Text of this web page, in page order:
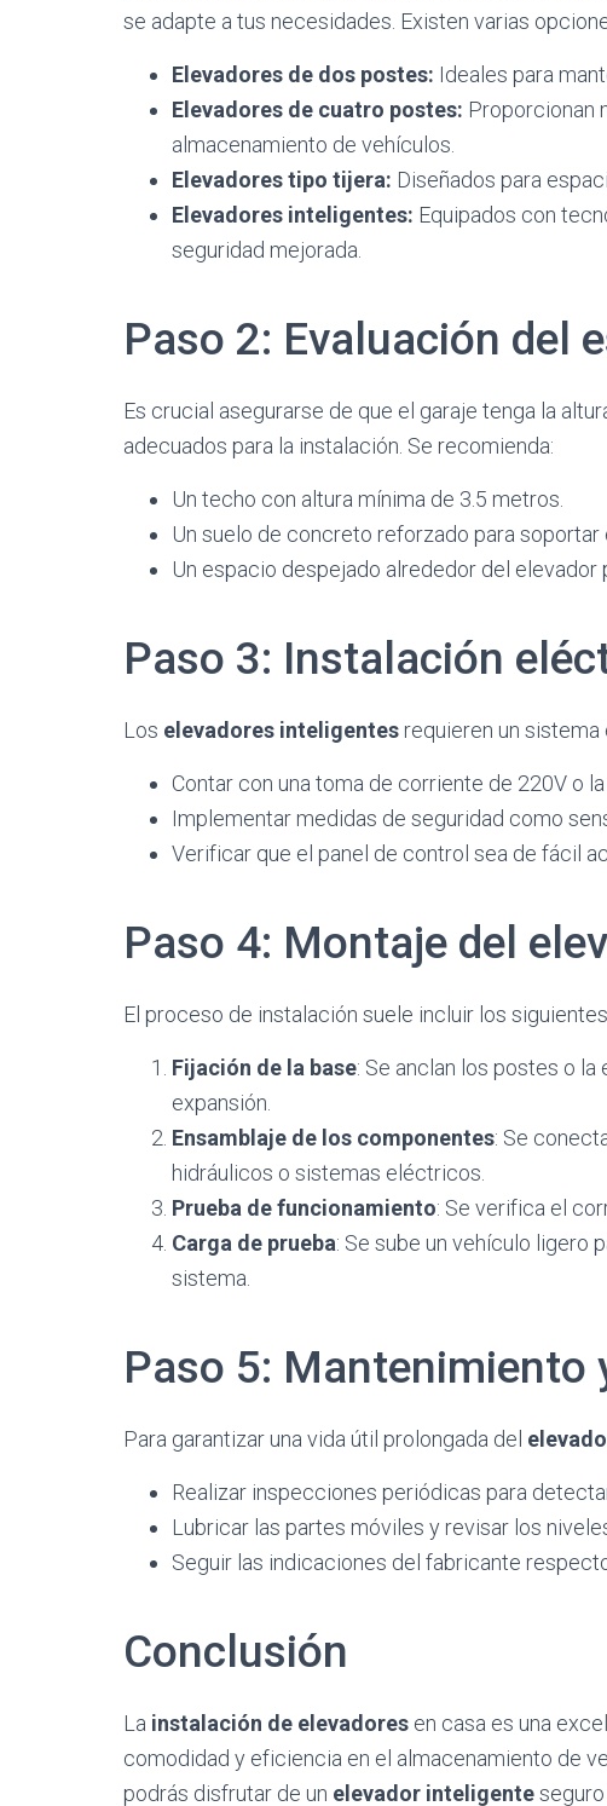
se adapte a tus necesidades. Existen varias
Elevadores de dos postes: Ideales para
Elevadores de cuatro postes: Proporcionan
almacenamiento de vehículos.
Elevadores tipo tijera: Diseñados para
Elevadores inteligentes: Equipados con
seguridad mejorada.
Paso 2: Evaluación del
Es crucial asegurarse de que el garaje tenga la
adecuados para la instalación. Se recomienda:
Un techo con altura mínima de 3.5 metros.
Un suelo de concreto reforzado para
Un espacio despejado alrededor del
Paso 3: Instalación
Los elevadores inteligentes requieren un
Contar con una toma de corriente de 220V o
Implementar medidas de seguridad como
Verificar que el panel de control sea de fácil
Paso 4: Montaje del
El proceso de instalación suele incluir los
Fijación de la base: Se anclan los postes o
expansión.
Ensamblaje de los componentes: Se
hidráulicos o sistemas eléctricos.
Prueba de funcionamiento: Se verifica el
Carga de prueba: Se sube un vehículo ligero
sistema.
Paso 5: Mantenimiento
Para garantizar una vida útil prolongada del
Realizar inspecciones periódicas para
Lubricar las partes móviles y revisar los
Seguir las indicaciones del fabricante
Conclusión
La instalación de elevadores en casa es una
comodidad y eficiencia en el almacenamiento de
podrás disfrutar de un elevador inteligente